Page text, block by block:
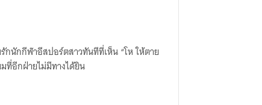
นักกีฬาอีสปอร์ตสาวทันทีที่เห็น “โห ให้ตาย
มที่อีกฝ่ายไม่มีทางได้ยิน